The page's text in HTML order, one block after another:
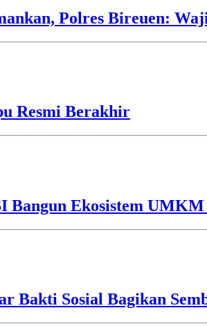
Polres Bireuen:
Resmi Berakhir
Bangun Ekosistem
Bakti Sosial Bagikan